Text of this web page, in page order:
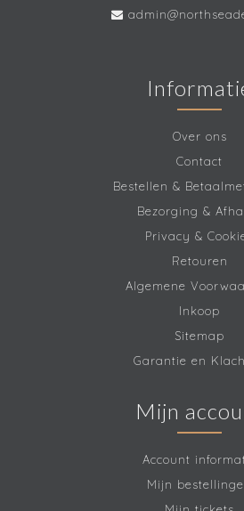
Over ons
Contact
Bestellen &
Bezorging &
Privacy &
Retouren
Algemene
Inkoop
Sitemap
Garantie en
Mijn
Account
Mijn